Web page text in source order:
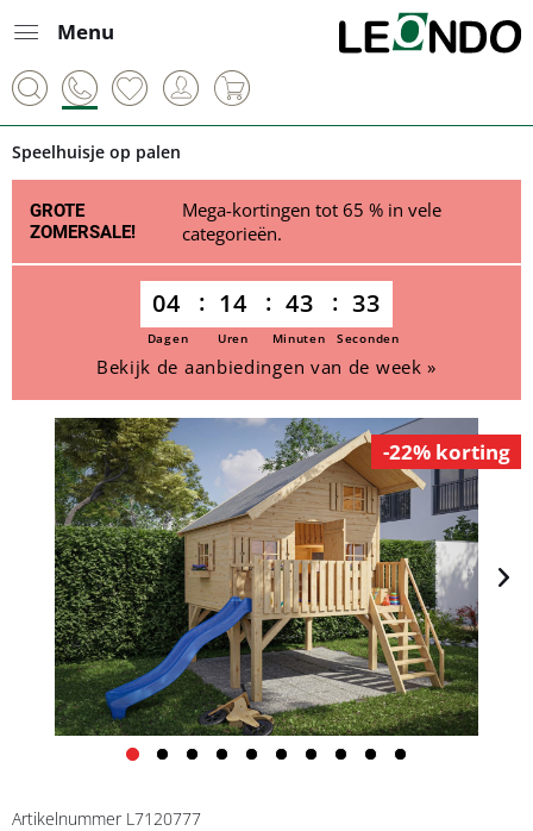
Menu
Speelhuisje op palen
GROTE
ZOMERSALE!
Mega-kortingen tot 65 % in vele
categorieën.
04 14 43 33
Dagen Uren Minuten Seconden
Bekijk de aanbiedingen van de week »
-22% korting
Artikelnummer L7120777